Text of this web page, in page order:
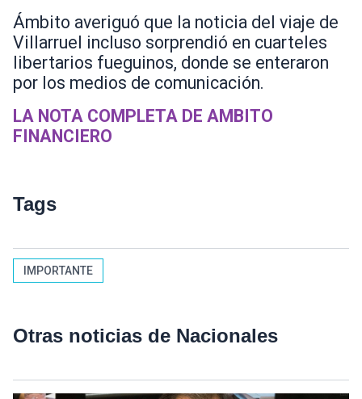
Ámbito averiguó que la noticia del viaje de
Villarruel incluso sorprendió en cuarteles
libertarios fueguinos, donde se enteraron
por los medios de comunicación.
LA NOTA COMPLETA DE AMBITO
FINANCIERO
Tags
IMPORTANTE
Otras noticias de Nacionales